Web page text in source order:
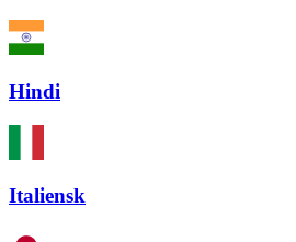
Hindi
Italiensk